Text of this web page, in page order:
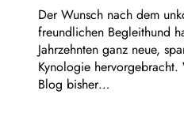
Der Wunsch nach dem
freundlichen Begleithund
Jahrzehnten ganz neue,
Kynologie
Blog bisher…